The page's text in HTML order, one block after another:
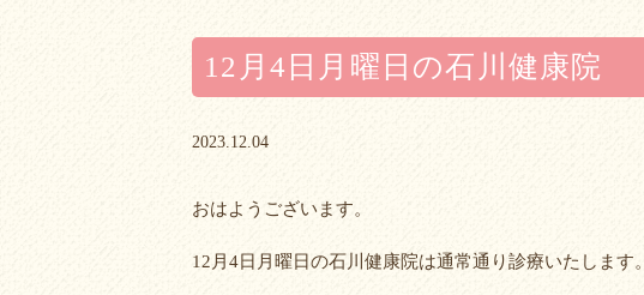
12月4日月曜日の石川健康院
2023.12.04
おはようございます。
12月4日月曜日の石川健康院は通常通り診療いたします。